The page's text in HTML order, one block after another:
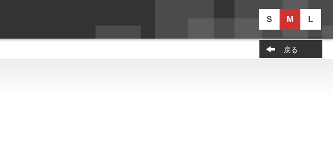
S M L
戻る